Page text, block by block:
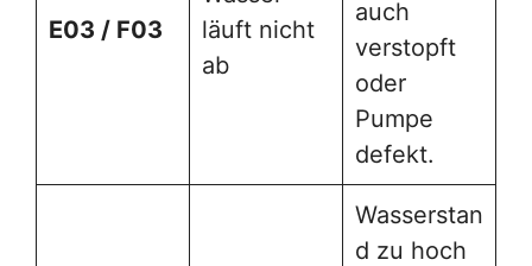
E03 / F03
läuft nicht
ab
auch
verstopft
oder
Pumpe
defekt.
Wasserstan
d zu hoch